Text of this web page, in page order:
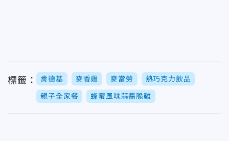
標籤： 肯德基 麥香雞 麥當勞 熱巧克力飲品
親子全家餐 蜂蜜風味蒜醬脆雞